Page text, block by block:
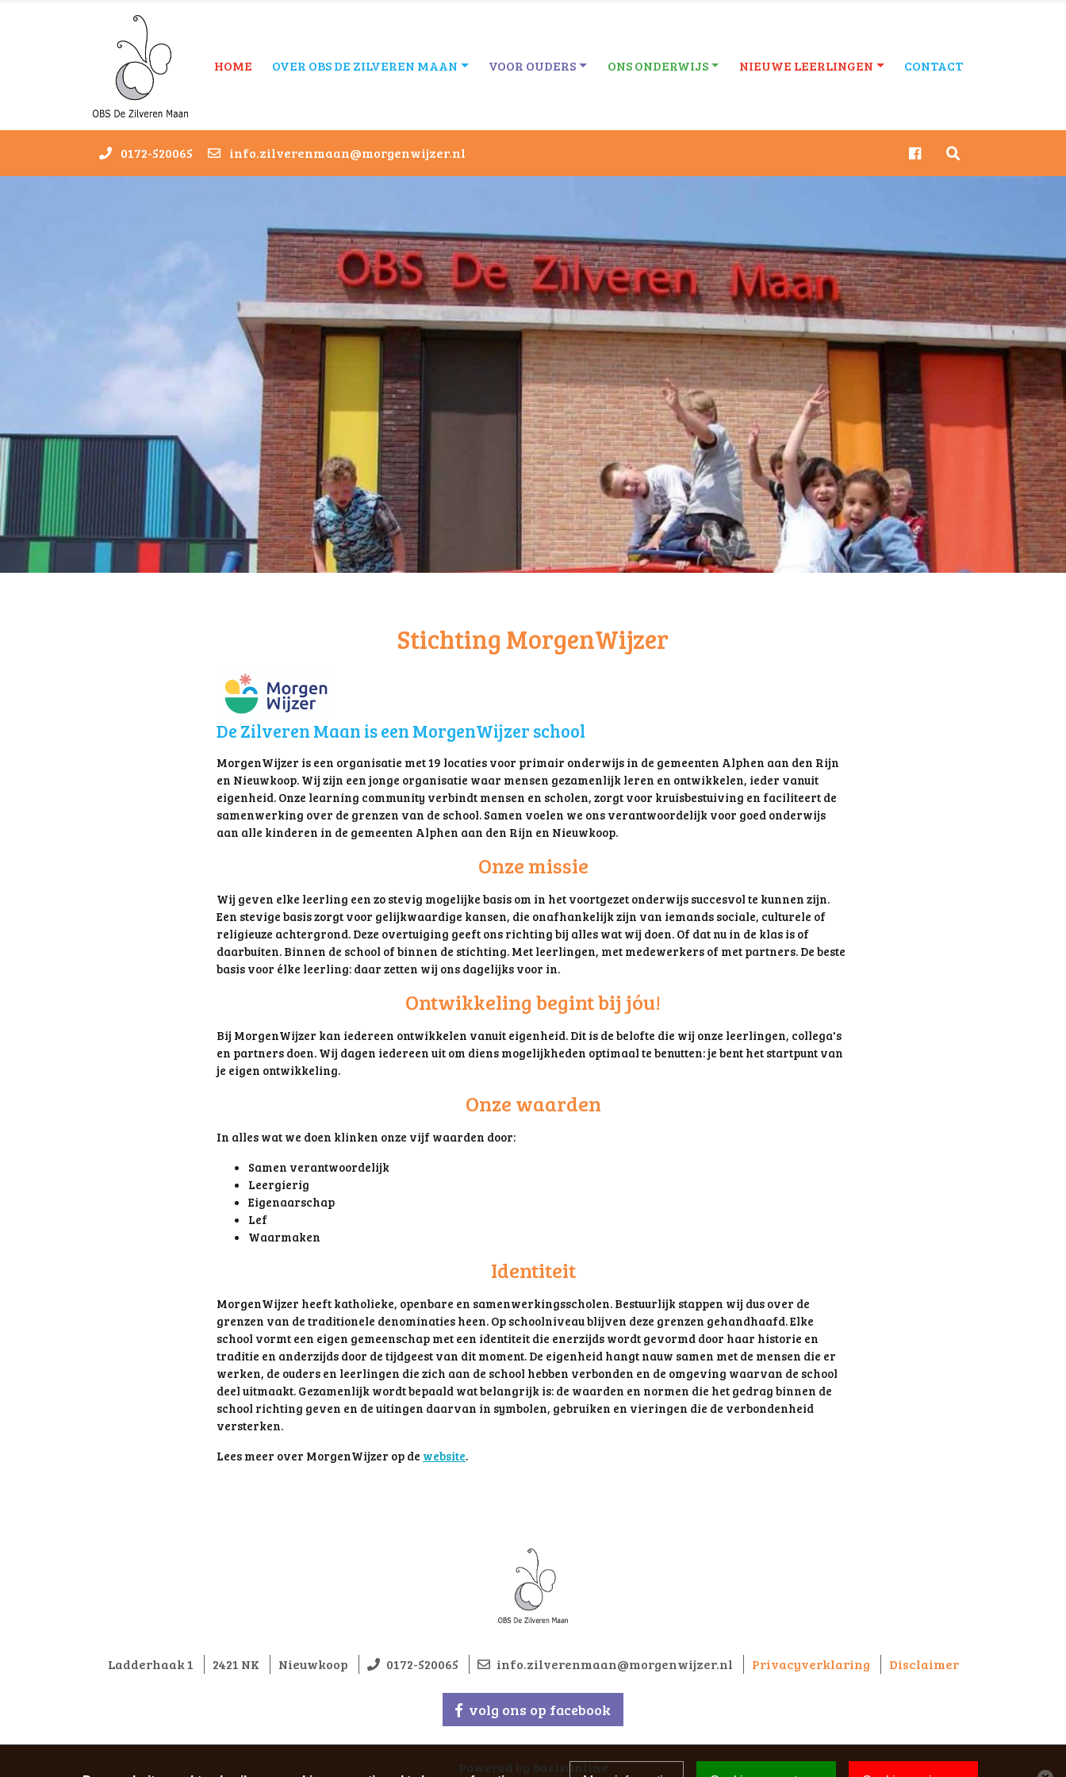
HOME OVER OBS DE ZILVEREN MAAN VOOR OUDERS ONS ONDERWIJS NIEUWE LEERLINGEN CONTACT
0172-520065 info.zilverenmaan@morgenwijzer.nl
Stichting MorgenWijzer
De Zilveren Maan is een MorgenWijzer school
MorgenWijzer is een organisatie met 19 locaties voor primair onderwijs in de gemeenten Alphen aan den Rijn
en Nieuwkoop. Wij zijn een jonge organisatie waar mensen gezamenlijk leren en ontwikkelen, ieder vanuit
eigenheid. Onze learning community verbindt mensen en scholen, zorgt voor kruisbestuiving en faciliteert de
samenwerking over de grenzen van de school. Samen voelen we ons verantwoordelijk voor goed onderwijs
aan alle kinderen in de gemeenten Alphen aan den Rijn en Nieuwkoop.
Onze missie
Wij geven elke leerling een zo stevig mogelijke basis om in het voortgezet onderwijs succesvol te kunnen zijn.
Een stevige basis zorgt voor gelijkwaardige kansen, die onafhankelijk zijn van iemands sociale, culturele of
religieuze achtergrond. Deze overtuiging geeft ons richting bij alles wat wij doen. Of dat nu in de klas is of
daarbuiten. Binnen de school of binnen de stichting. Met leerlingen, met medewerkers of met partners. De beste
basis voor élke leerling: daar zetten wij ons dagelijks voor in.
Ontwikkeling begint bij jóu!
Bij MorgenWijzer kan iedereen ontwikkelen vanuit eigenheid. Dit is de belofte die wij onze leerlingen, collega's
en partners doen. Wij dagen iedereen uit om diens mogelijkheden optimaal te benutten: je bent het startpunt van
je eigen ontwikkeling.
Onze waarden
In alles wat we doen klinken onze vijf waarden door:
Samen verantwoordelijk
Leergierig
Eigenaarschap
Lef
Waarmaken
Identiteit
MorgenWijzer heeft katholieke, openbare en samenwerkingsscholen. Bestuurlijk stappen wij dus over de
grenzen van de traditionele denominaties heen. Op schoolniveau blijven deze grenzen gehandhaafd. Elke
school vormt een eigen gemeenschap met een identiteit die enerzijds wordt gevormd door haar historie en
traditie en anderzijds door de tijdgeest van dit moment. De eigenheid hangt nauw samen met de mensen die er
werken, de ouders en leerlingen die zich aan de school hebben verbonden en de omgeving waarvan de school
deel uitmaakt. Gezamenlijk wordt bepaald wat belangrijk is: de waarden en normen die het gedrag binnen de
school richting geven en de uitingen daarvan in symbolen, gebruiken en vieringen die de verbondenheid
versterken.
Lees meer over MorgenWijzer op de website.
Ladderhaak 1 2421 NK Nieuwkoop 0172-520065 info.zilverenmaan@morgenwijzer.nl Privacyverklaring Disclaimer
volg ons op facebook
Powered by BasisOnline